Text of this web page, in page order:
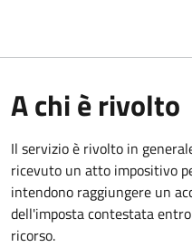
A chi è rivolto
Il servizioè rivolto in
ricevuto un atto impositivo
intendono raggiungere un
dell'imposta contestata
ricorso.